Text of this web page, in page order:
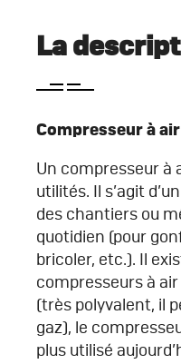
La
Compresseur à air
Un compresseur à
utilités. Il s’agit
des chantiers ou
quotidien (pour
bricoler, etc.). Il
compresseurs à
(très polyvalent, il
gaz), le
plus utilisé